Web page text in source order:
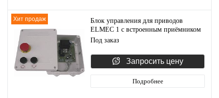
Хит продаж
Блок управления для приводов
ELMEC 1 с встроенным приёмником
CLONIX 2 BFT D113612 00001R
Под заказ
Запросить цену
Подробнее